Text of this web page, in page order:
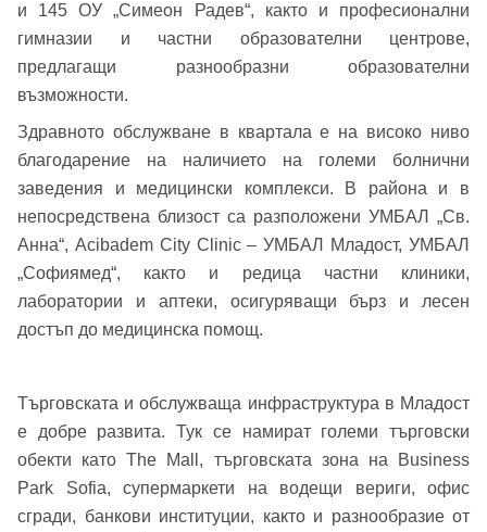
Вход
или използвай профил
и 145 ОУ „Симеон Радев“, както и професионални
гимназии и частни образователни центрове,
предлагащи разнообразни образователни
възможности.
Здравното обслужване в квартала е на високо ниво
благодарение на наличието на големи болнични
заведения и медицински комплекси. В района и в
непосредствена близост са разположени УМБАЛ „Св.
Анна“, Acibadem City Clinic – УМБАЛ Младост, УМБАЛ
„Софиямед“, както и редица частни клиники,
лаборатории и аптеки, осигуряващи бърз и лесен
достъп до медицинска помощ.
Търговската и обслужваща инфраструктура в Младост
е добре развита. Тук се намират големи търговски
обекти като The Mall, търговската зона на Business
Park Sofia, супермаркети на водещи вериги, офис
сгради, банкови институции, както и разнообразие от
Заяви оглед